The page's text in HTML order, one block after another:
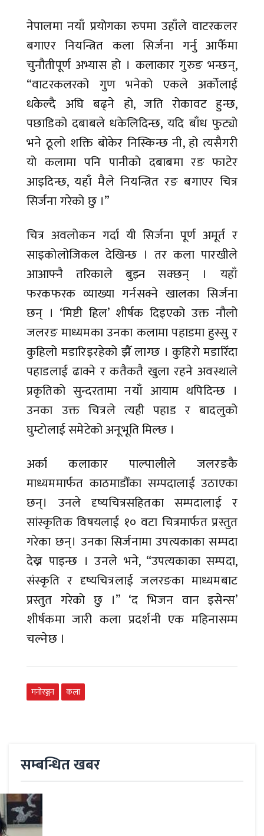
नेपालमा नयाँ प्रयोगका रुपमा उहाँले वाटरकलर
बगाएर नियन्त्रित कला सिर्जना गर्नु आफैँमा
चुनौतीपूर्ण अभ्यास हो । कलाकार गुरुङ भन्छन्,
“वाटरकलरको गुण भनेको एकले अर्कोलाई
धकेल्दै अघि बढ्ने हो, जति रोकावट हुन्छ,
पछाडिको दबाबले धकेलिदिन्छ, यदि बाँध फुट्यो
भने ठूलो शक्ति बोकेर निस्किन्छ नी, हो त्यसैगरी
यो कलामा पनि पानीको दबाबमा रङ फाटेर
आइदिन्छ, यहाँ मैले नियन्त्रित रङ बगाएर चित्र
सिर्जना गरेको छु ।”
चित्र अवलोकन गर्दा यी सिर्जना पूर्ण अमूर्त र
साइकोलोजिकल देखिन्छ । तर कला पारखीले
आआफ्नै तरिकाले बुझ्न सक्छन् । यहाँ
फरकफरक व्याख्या गर्नसक्ने खालका सिर्जना
छन् । ‘मिष्टी हिल’ शीर्षक दिइएको उक्त नौलो
जलरङ माध्यमका उनका कलामा पहाडमा हुस्सु र
कुहिलो मडारिइरहेको झैँ लाग्छ । कुहिरो मडारिँदा
पहाडलाई ढाक्ने र कतैकतै खुला रहने अवस्थाले
प्रकृतिको सुन्दरतामा नयाँ आयाम थपिदिन्छ ।
उनका उक्त चित्रले त्यही पहाड र बादलुको
घुम्टोलाई समेटेको अनूभूति मिल्छ ।
अर्का कलाकार पाल्पालीले जलरङकै
माध्यममार्फत काठमाडौँका सम्पदालाई उठाएका
छन्। उनले दृष्यचित्रसहितका सम्पदालाई र
सांस्कृतिक विषयलाई १० वटा चित्रमार्फत प्रस्तुत
गरेका छन्। उनका सिर्जनामा उपत्यकाका सम्पदा
देख्न पाइन्छ । उनले भने, “उपत्यकाका सम्पदा,
संस्कृति र दृष्यचित्रलाई जलरङका माध्यमबाट
प्रस्तुत गरेको छु ।” ‘द भिजन वान इसेन्स’
शीर्षकमा जारी कला प्रदर्शनी एक महिनासम्म
चल्नेछ ।
मनोरञ्जन कला
सम्बन्धित खबर